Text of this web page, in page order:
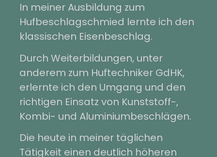
In meiner Ausbildung zum
Hufbeschlagschmied lernte ich den
klassischen Eisenbeschlag.
Durch Weiterbildungen, unter
anderem zum Huftechniker GdHK,
erlernte ich den Umgang und den
richtigen Einsatz von Kunststoff-,
Kombi- und Aluminiumbeschlägen.
Die heute in meiner täglichen
Tätigkeit einen deutlich höheren